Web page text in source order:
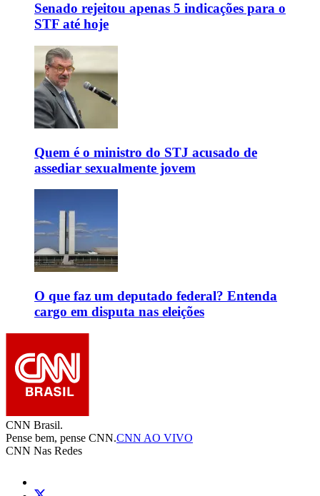
Senado rejeitou apenas 5 indicações para o
STF até hoje
Quem é o ministro do STJ acusado de
assediar sexualmente jovem
O que faz um deputado federal? Entenda
cargo em disputa nas eleições
CNN Brasil.
Pense bem, pense CNN.CNN AO VIVO
CNN Nas Redes